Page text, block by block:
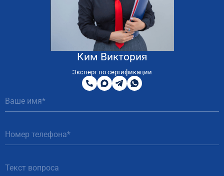
Ким Виктория
Эксперт по сертификации
8
800
200
51
MAXTelegram
WhatsApp